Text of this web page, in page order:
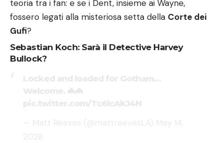
teoria tra i fan: e se i Dent, insieme ai Wayne,
fossero legati alla misteriosa setta della Corte dei
Gufi?
Sebastian Koch: Sarà il Detective Harvey
Bullock?